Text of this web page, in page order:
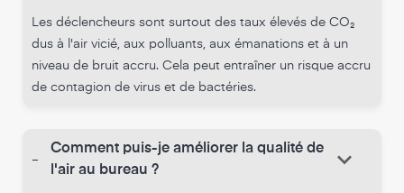
Les déclencheurs sont surtout des taux élevés de CO₂
dus à l'air vicié, aux polluants, aux émanations et à un
niveau de bruit accru. Cela peut entraîner un risque accru
de contagion de virus et de bactéries.
-
Comment puis-je améliorer la qualité de
l'air au bureau ?
keyboard_arrow_down